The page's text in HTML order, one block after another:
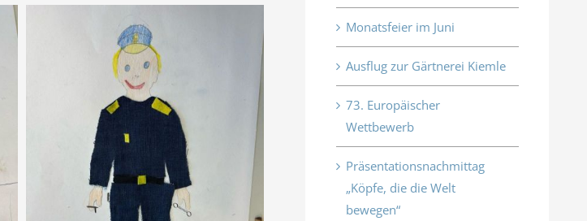
Monatsfeier im Juni
Ausflug zur Gärtnerei Kiemle
73. Europäischer
Wettbewerb
Präsentationsnachmittag
„Köpfe, die die Welt
bewegen“